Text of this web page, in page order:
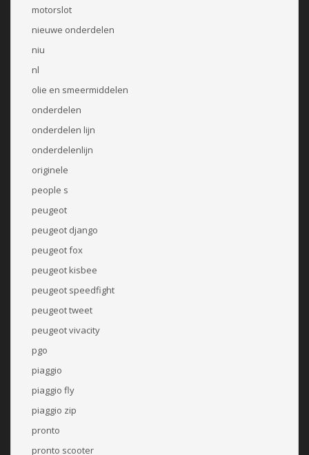
motorslot
nieuwe onderdelen
niu
nl
olie en smeermiddelen
onderdelen
onderdelen lijn
onderdelenlijn
originele
people s
peugeot
peugeot django
peugeot fox
peugeot kisbee
peugeot speedfight
peugeot tweet
peugeot vivacity
pgo
piaggio
piaggio fly
piaggio zip
pronto
pronto scooter